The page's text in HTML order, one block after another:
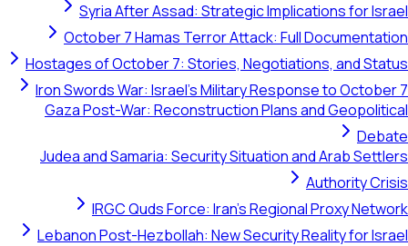
Syria After Assad: Strategic Implications for
October 7 Hamas Terror Attack: Full
Hostages of October 7: Stories, Negotiations, and
Iron Swords War: Israel's Military Response to
Gaza Post-War: Reconstruction Plans and
Judea and Samaria: Security Situation and Arab
Authority
IRGC Quds Force: Iran's Regional Proxy
Lebanon Post-Hezbollah: New Security Reality for